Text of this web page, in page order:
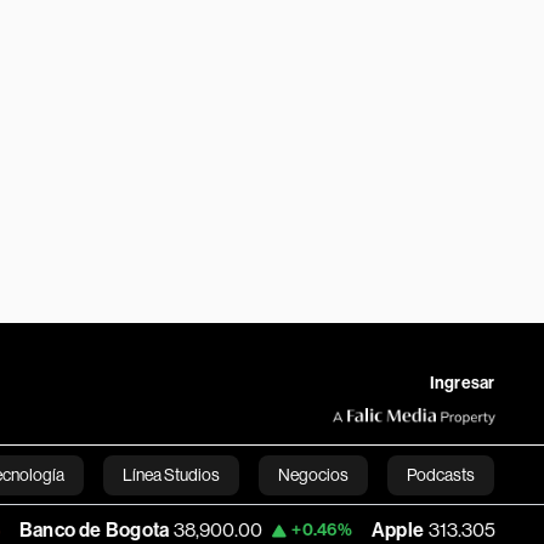
Ingresar
Línea Studios Negocios Podcasts
English
38,900.00 +0.46% Apple 313.305 +0.25%